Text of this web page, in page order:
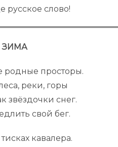
русское слово!
ЗИМА
родные просторы.
реки, горы
звёздочки снег.
свой бег.
кавалера.